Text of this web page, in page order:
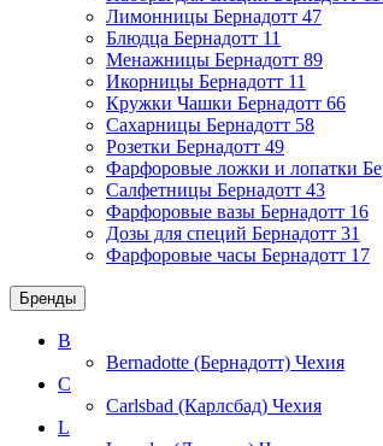
Лимонницы Бернадотт 47
Блюдца Бернадотт 11
Менажницы Бернадотт 89
Икорницы Бернадотт 11
Кружки Чашки Бернадотт 66
Сахарницы Бернадотт 58
Розетки Бернадотт 49
Фарфоровые ложки и лопатки
Салфетницы Бернадотт 43
Фарфоровые вазы Бернадотт 16
Дозы для специй Бернадотт 31
Фарфоровые часы Бернадотт 17
Бренды
B
Bernadotte (Бернадотт) Чехия
C
Carlsbad (Карлсбад) Чехия
L